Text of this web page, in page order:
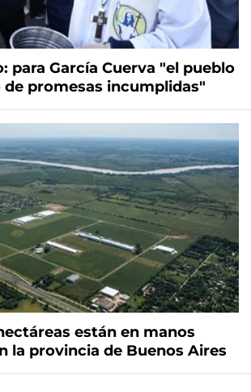
para García Cuerva "el pueblo
de promesas incumplidas"
están en manos
la provincia de Buenos Aires